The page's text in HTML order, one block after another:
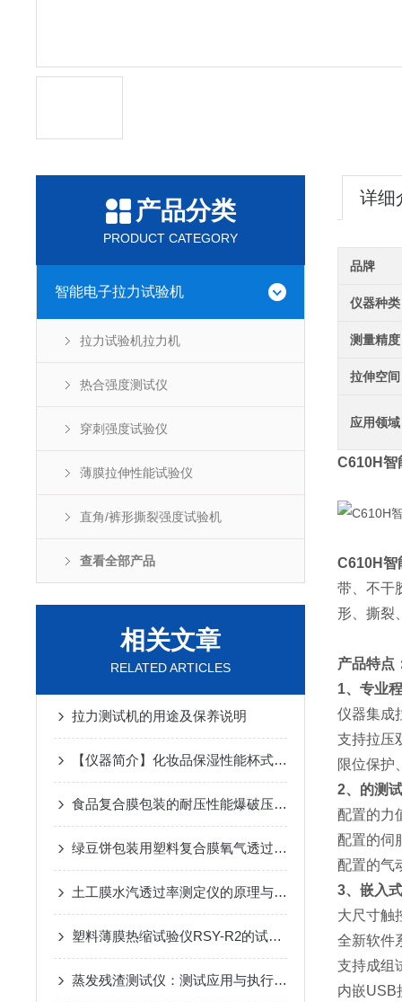
产品分类
PRODUCT CATEGORY
智能电子拉力试验机
拉力试验机拉力机
热合强度测试仪
穿刺强度试验仪
薄膜拉伸性能试验仪
直角/裤形撕裂强度试验机
查看全部产品
相关文章
RELATED ARTICLES
拉力测试机的用途及保养说明
【仪器简介】化妆品保湿性能杯式法透湿仪
食品复合膜包装的耐压性能爆破压力怎么检测？
绿豆饼包装用塑料复合膜氧气透过量的监控方法
土工膜水汽透过率测定仪的原理与技术特点
塑料薄膜热缩试验仪RSY-R2的试验操作方法
蒸发残渣测试仪：测试应用与执行标准
详细
品牌
仪器种类
测量精度
拉伸空间
应用领域
C610H智
C610H智
带、不干
形、撕裂
产品特点
1、专业
仪器集成
支持拉压
限位保护
2、的测
配置的力
配置的伺
配置的气
3、嵌入
大尺寸触
全新软件
支持成组
内嵌USB